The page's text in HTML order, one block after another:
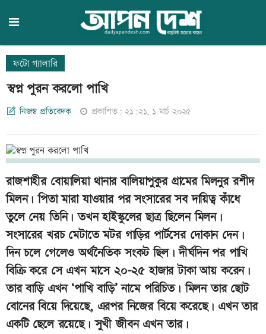
ফটো গ্যালারি
স্বপ্ন পুরন করলো পাখি
নিজস্ব প্রতিবেদক প্রকাশিত: ২১:২১, ১ মার্চ ২০২৫
রাজশাহীর বোয়ালিয়া থানার বালিয়াপুকুর গ্রামের মিলনুর রশীদ
মিলন। পিতা মারা যাওয়ার পর সংসারের সব দায়িত্ব কাঁধে
তুলে নেয় তিনি। তখন হাইস্কুলের ছাত্র ছিলেন মিলন।
সংসারের খরচ মেটাতে মটর গাড়ির পার্টসের দোকান দেন।
দিন চলে গেলেও অর্থনৈতিক সংকট ছিল। দীর্ঘদিন পর পাখি
বিক্রি করে সে এখন মাসে ২০-২৫ হাজার টাকা আয় করেন।
তার বাড়ি এখন ‘পাখি বাড়ি’ নামে পরিচিত। মিলন তার ছোট
বোনের বিয়ে দিয়েছে, এরপর নিজের বিয়ে করেছে। এখন তার
একটি ছেলে রয়েছে। সুখী জীবন এখন তার।